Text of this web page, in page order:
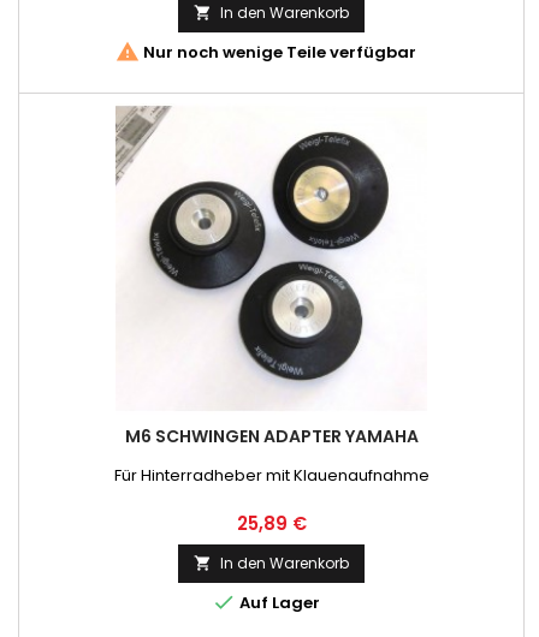
 In den Warenkorb
 Nur noch wenige Teile verfügbar
M6 SCHWINGEN ADAPTER YAMAHA
Für Hinterradheber mit Klauenaufnahme
Preis
25,89 €
 In den Warenkorb
 Auf Lager